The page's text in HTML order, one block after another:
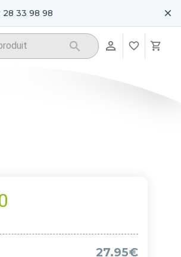
33 98 98
27.95€